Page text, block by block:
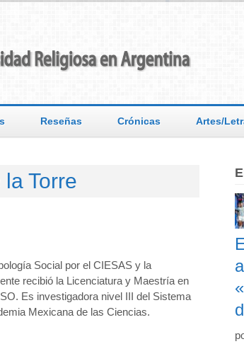
Reseñas Crónicas Artes/
Torre
Social por el CIESAS y la
recibió la Licenciatura y Maestría en
Es investigadora nivel III del Sistema
Mexicana de las Ciencias.